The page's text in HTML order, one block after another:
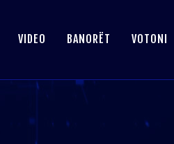
VIDEO BANORËT VOTONI